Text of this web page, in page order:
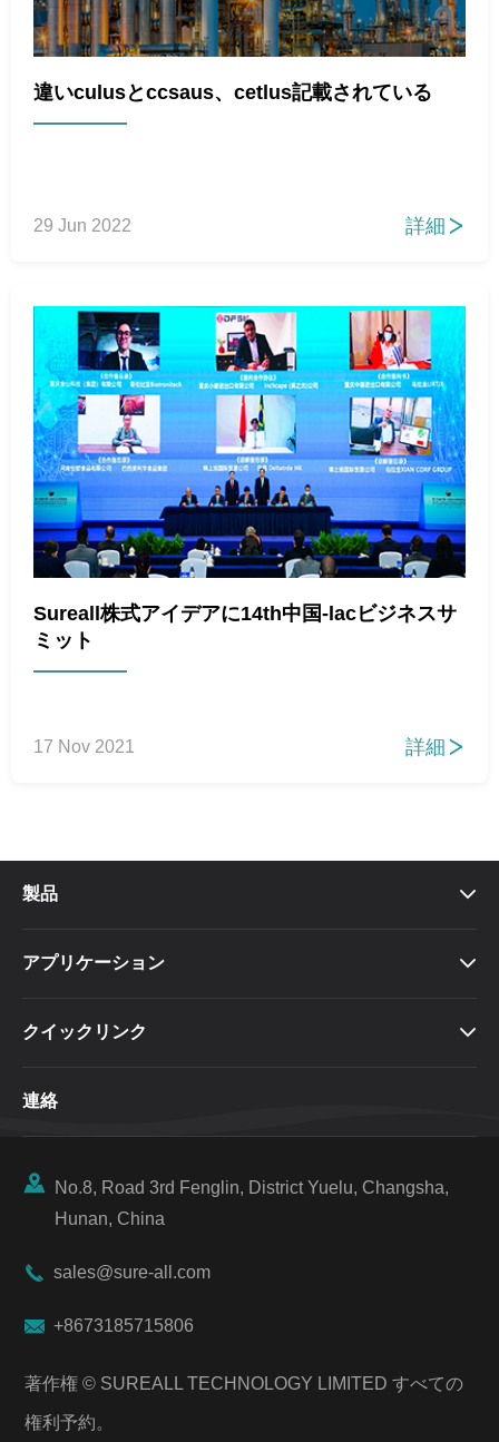
違いculusとccsaus、cetlus記載されている
29 Jun 2022 詳細 
Sureall株式アイデアに14th中国-lacビジネスサ
ミット
17 Nov 2021 詳細 
製品 
アプリケーション 
クイックリンク 
連絡

No.8, Road 3rd Fenglin, District Yuelu, Changsha,
Hunan, China
 sales@sure-all.com
 +8673185715806
著作権 © SUREALL TECHNOLOGY LIMITED すべての
権利予約。